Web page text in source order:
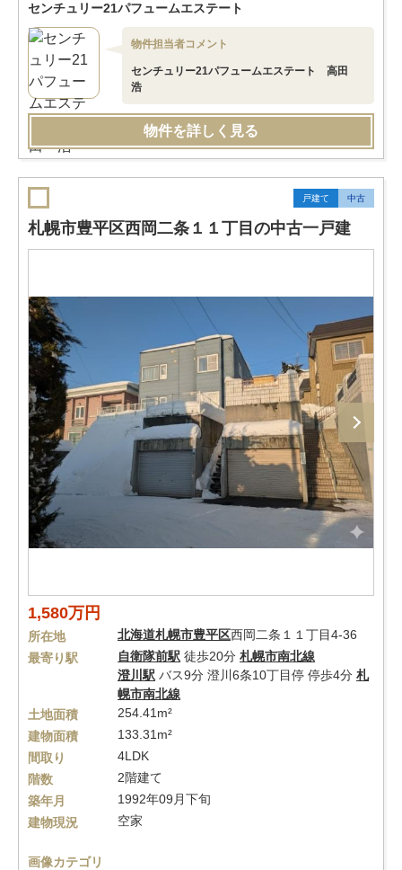
センチュリー21パフュームエステート
物件担当者コメント
センチュリー21パフュームエステート 高田
浩
物件を詳しく見る
戸建て 中古
札幌市豊平区西岡二条１１丁目の中古一戸建
1,580万円
所在地 北海道札幌市豊平区西岡二条１１丁目4-36
最寄り駅
自衛隊前駅 徒歩20分 札幌市南北線
澄川駅 バス9分 澄川6条10丁目停 停歩4分 札
幌市南北線
土地面積
254.41m²
建物面積
133.31m²
間取り
4LDK
階数
2階建て
築年月
1992年09月下旬
建物現況
空家
画像カテゴリ